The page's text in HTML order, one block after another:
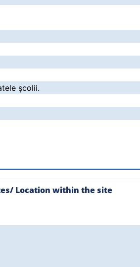
şcolii.
Location within the site